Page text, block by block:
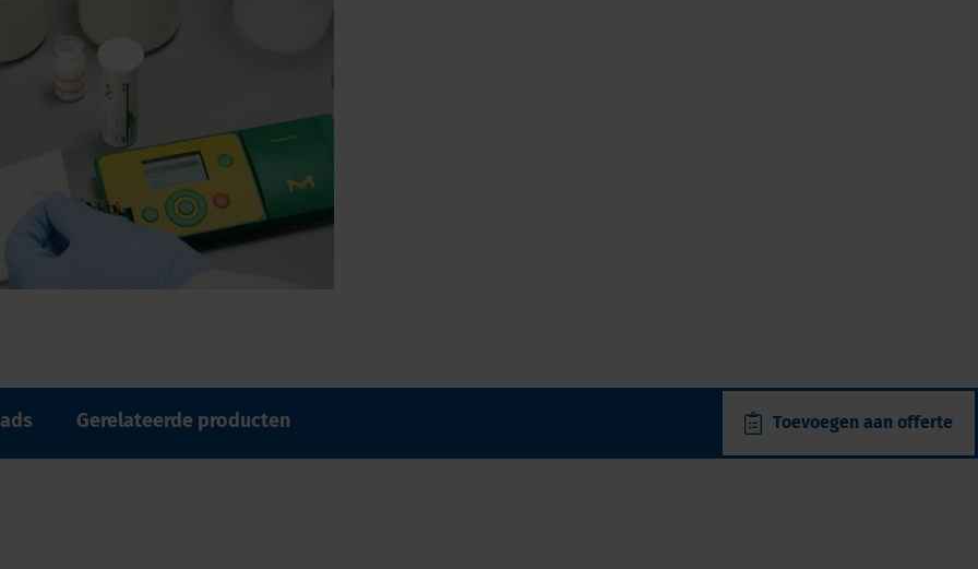
Gerelateerde producten Toevoegen aan offerte